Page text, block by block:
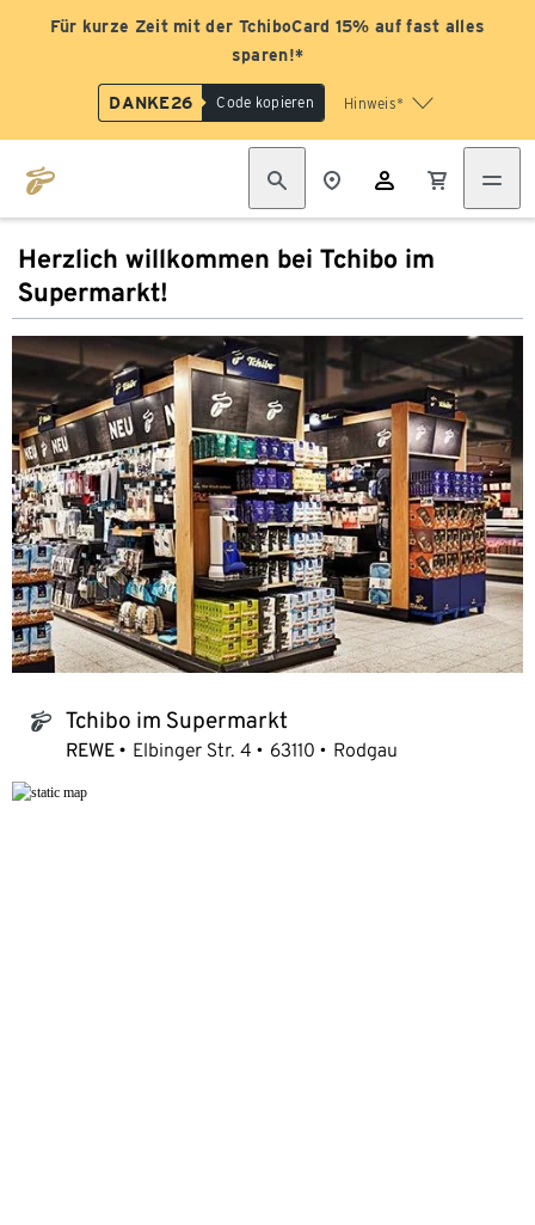
Für kurze Zeit mit der TchiboCard 15% auf fast alles
sparen!*
DANKE26 Code kopieren Hinweis*
Herzlich willkommen bei Tchibo im
Supermarkt!
tchibo_logo Tchibo im Supermarkt
REWE Elbinger Str. 4 63110 Rodgau